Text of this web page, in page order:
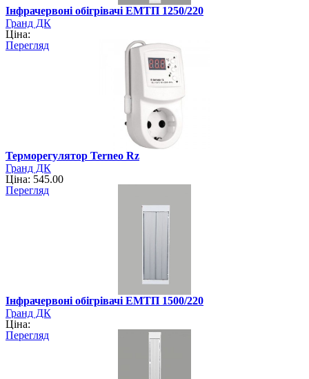
Інфрачервоні обігрівачі ЕМТП 1250/220
Гранд ДК
Ціна:
Перегляд
Терморегулятор Terneo Rz
Гранд ДК
Ціна: 545.00
Перегляд
Інфрачервоні обігрівачі ЕМТП 1500/220
Гранд ДК
Ціна:
Перегляд